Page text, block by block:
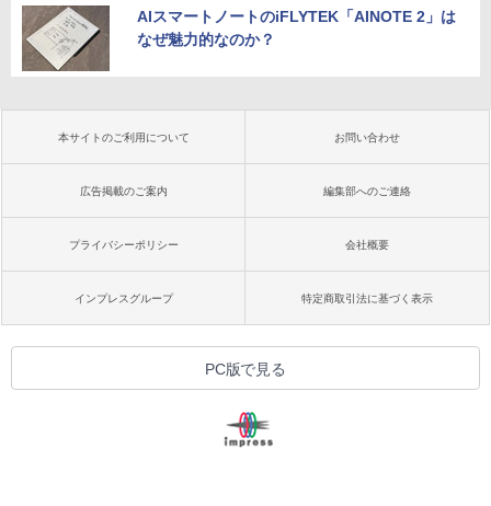
AIスマートノートのiFLYTEK「AINOTE 2」は
なぜ魅力的なのか？
本サイトのご利用について お問い合わせ
広告掲載のご案内 編集部へのご連絡
プライバシーポリシー 会社概要
インプレスグループ 特定商取引法に基づく表示
PC版で見る